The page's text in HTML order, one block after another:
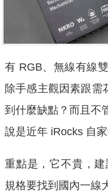
有 RGB、無線有線
除手感主觀因素跟需
到什麼缺點？而且不
說是近年 iRocks 自
重點是，它不貴，
規格要找到國內一線